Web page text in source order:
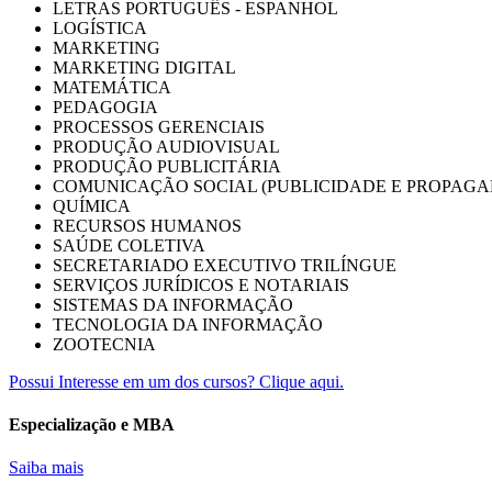
LETRAS PORTUGUÊS - ESPANHOL
LOGÍSTICA
MARKETING
MARKETING DIGITAL
MATEMÁTICA
PEDAGOGIA
PROCESSOS GERENCIAIS
PRODUÇÃO AUDIOVISUAL
PRODUÇÃO PUBLICITÁRIA
COMUNICAÇÃO SOCIAL (PUBLICIDADE E
QUÍMICA
RECURSOS HUMANOS
SAÚDE COLETIVA
SECRETARIADO EXECUTIVO TRILÍNGUE
SERVIÇOS JURÍDICOS E NOTARIAIS
SISTEMAS DA INFORMAÇÃO
TECNOLOGIA DA INFORMAÇÃO
ZOOTECNIA
Possui Interesse em um dos cursos? Clique aqui.
Especialização e MBA
Saiba mais